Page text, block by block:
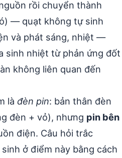
rồi chuyển thành
— quạt không tự sinh
và phát sáng, nhiệt —
sinh nhiệt từ phản ứng đốt
không liên quan đến
là đèn pin: bản thân đèn
đèn + vỏ), nhưng pin bên
điện. Câu hỏi trắc
ở điểm này bằng cách